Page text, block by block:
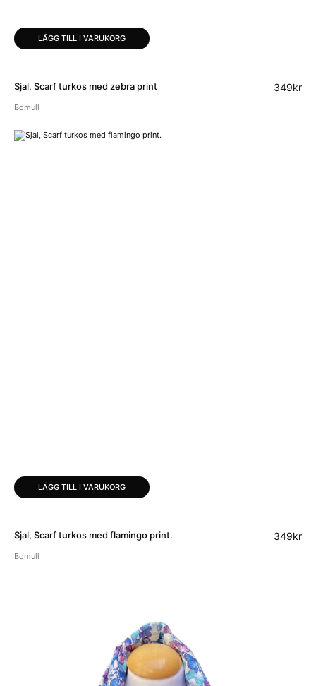
LÄGG TILL I VARUKORG
Sjal, Scarf turkos med zebra print 349kr
Bomull
LÄGG TILL I VARUKORG
Sjal, Scarf turkos med flamingo print. 349kr
Bomull